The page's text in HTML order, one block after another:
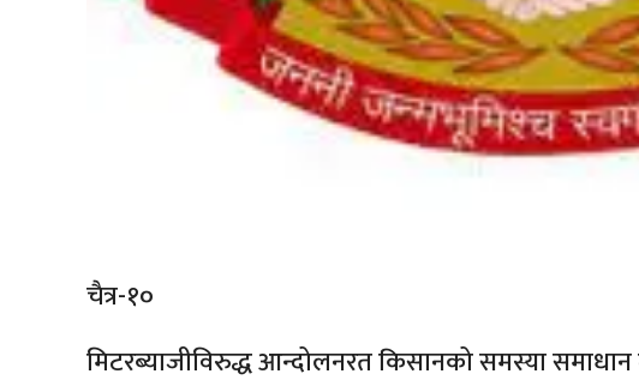
चैत्र-१०
मिटरब्याजीविरुद्ध आन्दोलनरत किसानको समस्या